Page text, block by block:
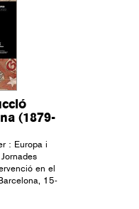
(1879-
: Europa i
en el
15-